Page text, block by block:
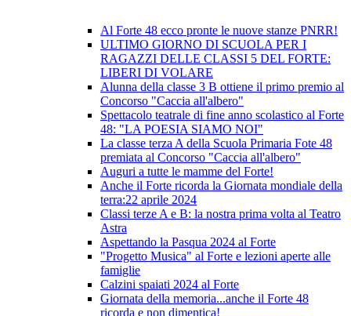
Al Forte 48 ecco pronte le nuove stanze PNRR!
ULTIMO GIORNO DI SCUOLA PER I
RAGAZZI DELLE CLASSI 5 DEL FORTE:
LIBERI DI VOLARE
Alunna della classe 3 B ottiene il primo premio al
Concorso "Caccia all'albero"
Spettacolo teatrale di fine anno scolastico al Forte
48: "LA POESIA SIAMO NOI"
La classe terza A della Scuola Primaria Fote 48
premiata al Concorso "Caccia all'albero"
Auguri a tutte le mamme del Forte!
Anche il Forte ricorda la Giornata mondiale della
terra:22 aprile 2024
Classi terze A e B: la nostra prima volta al Teatro
Astra
Aspettando la Pasqua 2024 al Forte
"Progetto Musica" al Forte e lezioni aperte alle
famiglie
Calzini spaiati 2024 al Forte
Giornata della memoria...anche il Forte 48
ricorda e non dimentica!